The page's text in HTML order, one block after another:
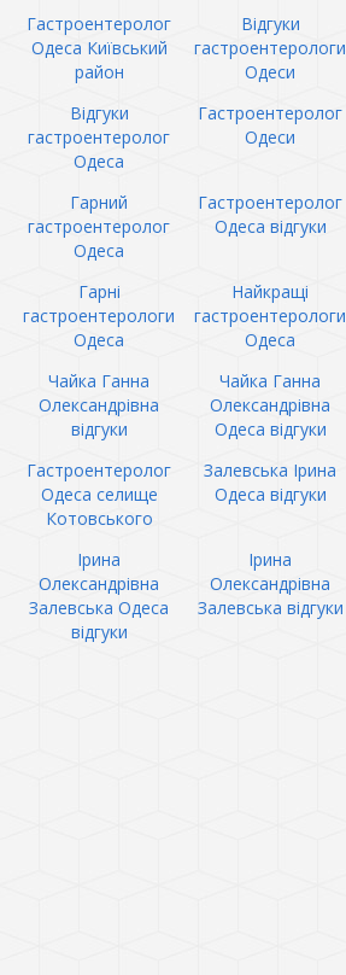
Гастроентеролог
Одеса Київський
район
Відгуки
гастроентерологи
Одеси
Відгуки
гастроентеролог
Одеса
Гастроентеролог
Одеси
Гарний
гастроентеролог
Одеса
Гастроентеролог
Одеса відгуки
Гарні
гастроентерологи
Одеса
Найкращі
гастроентерологи
Одеса
Чайка Ганна
Олександрівна
відгуки
Чайка Ганна
Олександрівна
Одеса відгуки
Гастроентеролог
Одеса селище
Котовського
Залевська Ірина
Одеса відгуки
Ірина
Олександрівна
Залевська Одеса
відгуки
Ірина
Олександрівна
Залевська відгуки